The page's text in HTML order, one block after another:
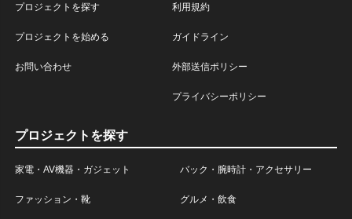
プロジェクトを探す
プロジェクトを始める
お問い合わせ
利用規約
ガイドライン
外部送信ポリシー
プライバシーポリシー
プロジェクトを探す
家電・AV機器・ガジェット バック・腕時計・アクセサリー
ファッション・靴 グルメ・飲食